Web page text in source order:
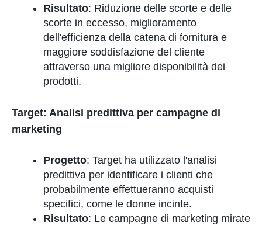
Risultato: Riduzione delle scorte e delle
scorte in eccesso, miglioramento
dell'efficienza della catena di fornitura e
maggiore soddisfazione del cliente
attraverso una migliore disponibilità dei
prodotti.
Target: Analisi predittiva per campagne di
marketing
Progetto: Target ha utilizzato l'analisi
predittiva per identificare i clienti che
probabilmente effettueranno acquisti
specifici, come le donne incinte.
Risultato: Le campagne di marketing mirate